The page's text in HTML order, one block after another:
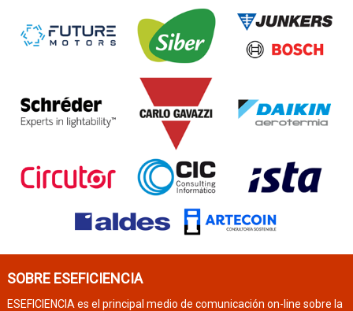
SOBRE ESEFICIENCIA
ESEFICIENCIA es el principal medio de comunicación on-line sobre la